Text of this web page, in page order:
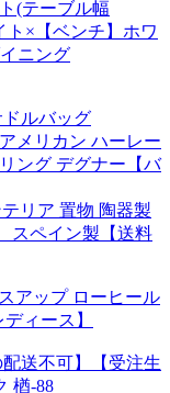
(テーブル幅
ト×【ベンチ】ホワ
ニング
ルバッグ
メリカン ハーレー
ング デグナー【バ
リア 置物 陶器製
スペイン製【送料
アップ ローヒール
ィース】
送不可】【受注生
楢-88